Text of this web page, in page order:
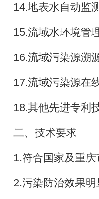
14.地表水自动监
15.流域水环境管
16.流域污染源溯
17.流域污染源在
18.其他先进专利
二、技术要求
1.符合国家及重
2.污染防治效果